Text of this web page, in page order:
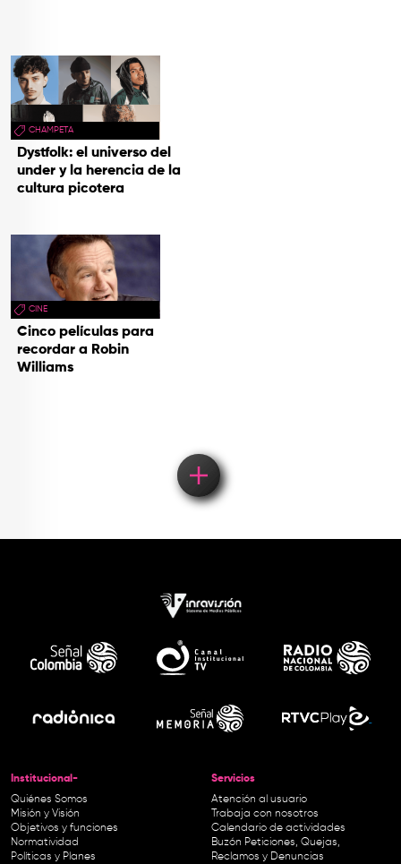
CHAMPETA
Dystfolk: el universo del
under y la herencia de la
cultura picotera
CINE
Cinco películas para
recordar a Robin
Williams
Institucional-
Quiénes Somos
Misión y Visión
Objetivos y funciones
Normatividad
Políticas y Planes
Servicios
Atención al usuario
Trabaja con nosotros
Calendario de actividades
Buzón Peticiones, Quejas,
Reclamos y Denuncias